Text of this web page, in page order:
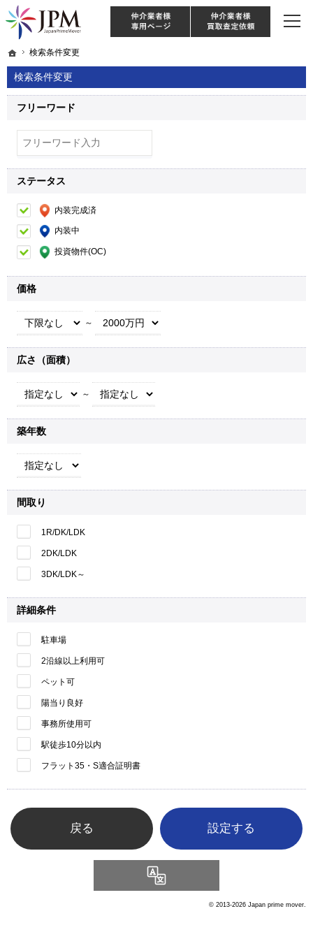
ホーム
検索条件変更
検索条件変更
東京・神奈川・埼玉・千葉のリノベーション住宅や中古マンションを手がける会
【物件買取強化中！】リノベーション住宅・不動産・中古マンションならJPM
フリーワード
ステータス
内装完成済
内装中
投資物件(OC)
価格
～
広さ（面積）
～
築年数
間取り
1R/DK/LDK
2DK/LDK
3DK/LDK～
詳細条件
駐車場
2沿線以上利用可
ペット可
陽当り良好
事務所使用可
駅徒歩10分以内
フラット35・S適合証明書
戻る
ホーム
検索条件変更
© 2013-2026 Japan prime mover.